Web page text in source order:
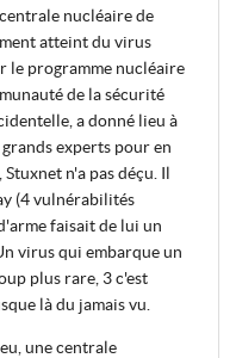
nucléaire de
atteint du virus
le programme nucléaire
de la sécurité
a donné lieu à
experts pour en
n'a pas déçu. Il
(4 vulnérabilités
faisait de lui un
virus qui embarque un
plus rare, 3 c'est
là du jamais vu.
une centrale